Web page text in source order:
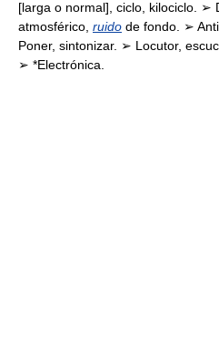
[larga o normal], ciclo, kilociclo. ➢
atmosférico, ruido de fondo. ➢
Poner, sintonizar. ➢ Locutor,
➢ *Electrónica.